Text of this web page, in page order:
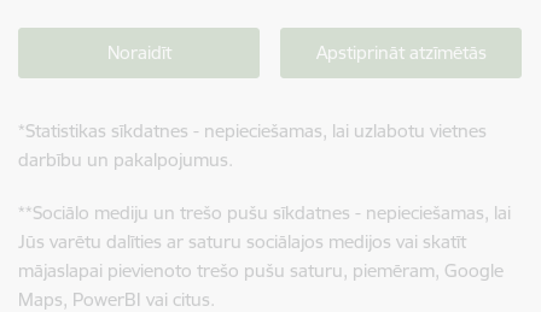
Noraidīt Apstiprināt atzīmētās
*Statistikas sīkdatnes - nepieciešamas, lai uzlabotu vietnes
darbību un pakalpojumus.
**Sociālo mediju un trešo pušu sīkdatnes - nepieciešamas, lai
Jūs varētu dalīties ar saturu sociālajos medijos vai skatīt
mājaslapai pievienoto trešo pušu saturu, piemēram, Google
Maps, PowerBI vai citus.